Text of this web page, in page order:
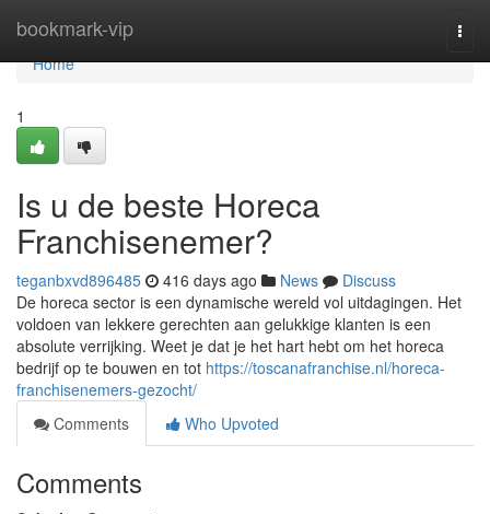
bookmark-vip
Home
Home
1
Is u de beste Horeca
Franchisenemer?
teganbxvd896485 416 days ago News
Discuss
De horeca sector is een dynamische wereld vol uitdagingen. Het
voldoen van lekkere gerechten aan gelukkige klanten is een
absolute verrijking. Weet je dat je het hart hebt om het horeca
bedrijf op te bouwen en tot https://toscanafranchise.nl/horeca-
franchisenemers-gezocht/
Comments
Who Upvoted
Comments